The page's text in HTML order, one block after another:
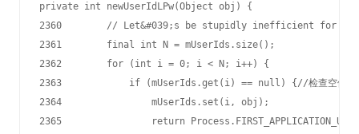
private int newUserIdLPw(Object obj) {
2360        // Let&#039;s be stupidly inefficient for
2361        final int N = mUserIds.size();
2362        for (int i = 0; i < N; i++) {
2363            if (mUserIds.get(i) == null) {//检查空位
2364                mUserIds.set(i, obj);
2365                return